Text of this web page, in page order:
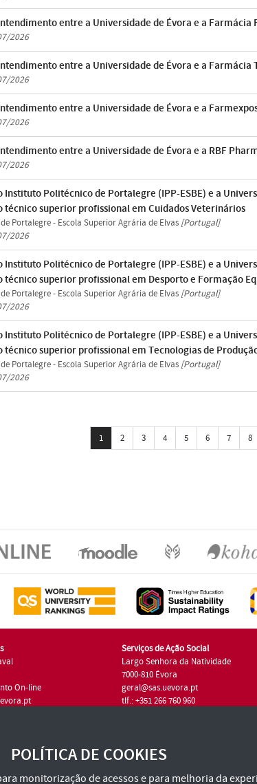
entre a Universidade de Évora e a Farmácia
2026
entre a Universidade de Évora e a Farmácia
2026
entre a Universidade de Évora e a
2026
entre a Universidade de Évora e a RBF
2026
Instituto Politécnico de Portalegre (IPP-ESBE) e a
técnico superior profissional em Cuidados Veterinários
Portalegre - Escola Superior Agrária de Elvas [Portugal]
2026
Instituto Politécnico de Portalegre (IPP-ESBE) e a
técnico superior profissional em Desporto e Formação
Portalegre - Escola Superior Agrária de Elvas [Portugal]
2026
Instituto Politécnico de Portalegre (IPP-ESBE) e a
técnico superior profissional em Tecnologias de
Portalegre - Escola Superior Agrária de Elvas [Portugal]
2026
1 2 3 4 5 6 7 8
On-line
Serviços de Ação Social
Largo Senhora da Natividade
7000-810 Évora
geral@sas.uevora.pt
tlf.: +351 266 760 960
POLÍTICA DE COOKIES
monitorização de acessos e para melhoria da